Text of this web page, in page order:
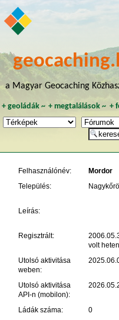
a Magyar Geocaching
+ geoládák~ +megtalálások ~ +
Felhasználónév:
Mordor
Település:
Leírás:
Regisztrált:
volt
Utolsó aktivitása
weben:
Utolsó aktivitása
API-n (mobilon):
Ládák száma:
0